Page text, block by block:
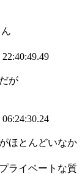
が
ほとんどいなか
ライベートな質